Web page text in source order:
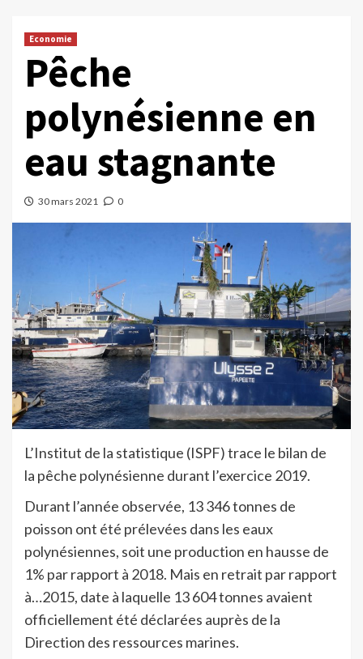
Economie
Pêche
polynésienne en
eau stagnante
30 mars 2021 0
L’Institut de la statistique (ISPF) trace le bilan de
la pêche polynésienne durant l’exercice 2019.
Durant l’année observée, 13 346 tonnes de
poisson ont été prélevées dans les eaux
polynésiennes, soit une production en hausse de
1% par rapport à 2018. Mais en retrait par rapport
à…2015, date à laquelle 13 604 tonnes avaient
officiellement été déclarées auprès de la
Direction des ressources marines.